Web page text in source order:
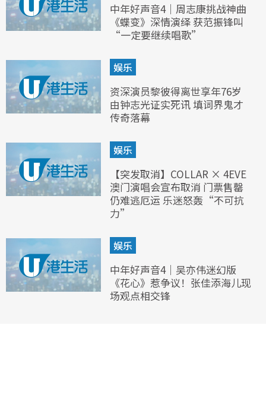
中年好声音4｜周志康挑战神曲
《蝶变》深情演绎 获范振锋叫
“一定要继续唱歌”
娱乐
资深演员黎彼得离世享年76岁
由钟志光证实死讯 填词界鬼才
传奇落幕
娱乐
【突发取消】COLLAR × 4EVE
澳门演唱会宣布取消 门票售罄
仍难逃厄运 乐迷怒轰“不可抗
力”
娱乐
中年好声音4｜吴亦伟迷幻版
《花心》惹争议！张佳添海儿现
场观点相交锋